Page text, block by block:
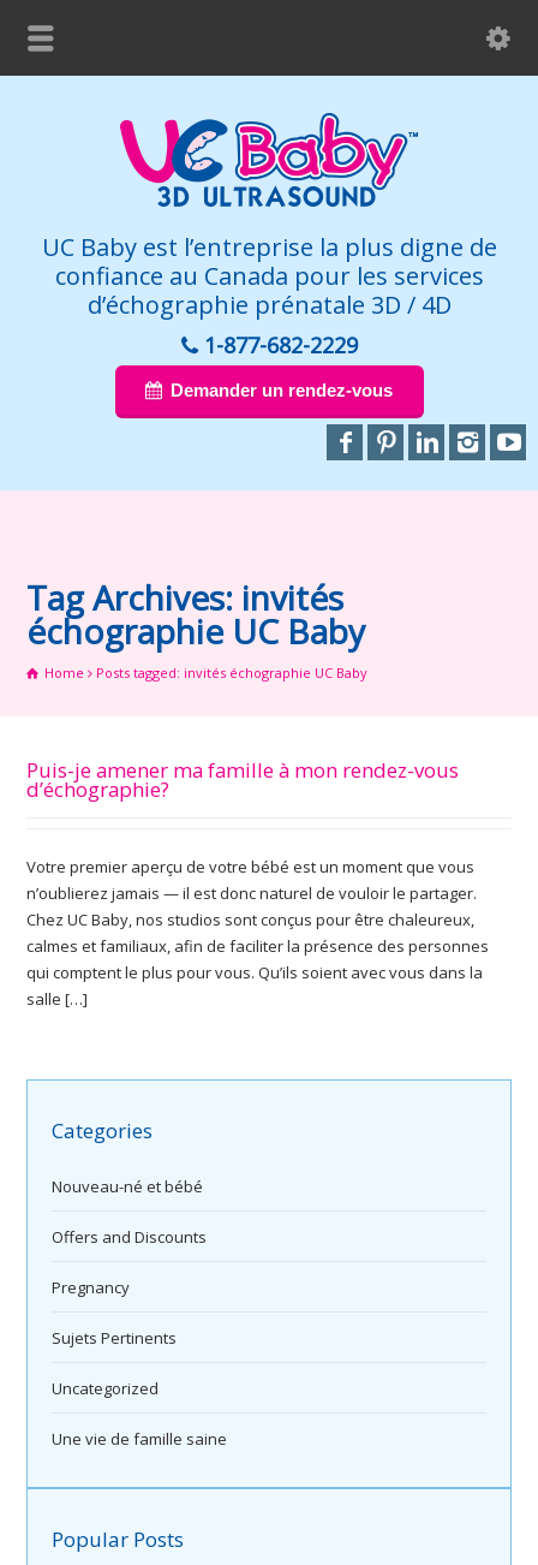
UC Baby est l’entreprise la plus digne de
confiance au Canada pour les services
d’échographie prénatale 3D / 4D
1-877-682-2229
Demander un rendez-vous
Tag Archives: invités
échographie UC Baby
Home Posts tagged: invités échographie UC Baby
Puis-je amener ma famille à mon rendez-vous
d’échographie?
Votre premier aperçu de votre bébé est un moment que vous
n’oublierez jamais — il est donc naturel de vouloir le partager.
Chez UC Baby, nos studios sont conçus pour être chaleureux,
calmes et familiaux, afin de faciliter la présence des personnes
qui comptent le plus pour vous. Qu’ils soient avec vous dans la
salle […]
Categories
Nouveau-né et bébé
Offers and Discounts
Pregnancy
Sujets Pertinents
Uncategorized
Une vie de famille saine
Popular Posts